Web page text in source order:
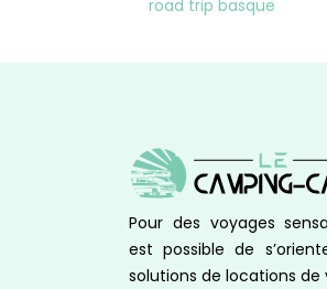
road trip basque
Pour des voyages
est possible de
solutions de locations de